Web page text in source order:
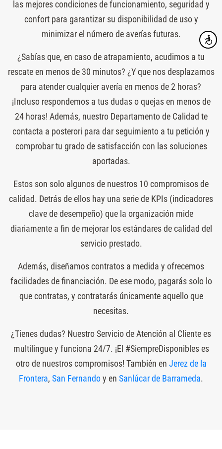
las mejores condiciones de funcionamiento, seguridad y
confort para garantizar su disponibilidad de uso y
minimizar el número de averías futuras.
¿Sabías que, en caso de atrapamiento, acudimos a tu
rescate en menos de 30 minutos? ¿Y que nos desplazamos
para atender cualquier avería en menos de 2 horas?
¡Incluso respondemos a tus dudas o quejas en menos de
24 horas! Además, nuestro Departamento de Calidad te
contacta a posterori para dar seguimiento a tu petición y
comprobar tu grado de satisfacción con las soluciones
aportadas.
Estos son solo algunos de nuestros 10 compromisos de
calidad. Detrás de ellos hay una serie de KPIs (indicadores
clave de desempeño) que la organización mide
diariamente a fin de mejorar los estándares de calidad del
servicio prestado.
Además, diseñamos contratos a medida y ofrecemos
facilidades de financiación. De ese modo, pagarás solo lo
que contratas, y contratarás únicamente aquello que
necesitas.
¿Tienes dudas? Nuestro Servicio de Atención al Cliente es
multilingue y funciona 24/7. ¡El #SiempreDisponibles es
otro de nuestros compromisos! También en Jerez de la
Frontera, San Fernandoy en Sanlúcar de Barrameda.